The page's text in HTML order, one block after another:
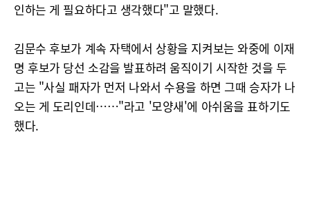
인하는 게 필요하다고 생각했다"고 말했다.
김문수 후보가 계속 자택에서 상황을 지켜보는 와중에 이재
명 후보가 당선 소감을 발표하려 움직이기 시작한 것을 두
고는 "사실 패자가 먼저 나와서 수용을 하면 그때 승자가 나
오는 게 도리인데……"라고 '모양새'에 아쉬움을 표하기도
했다.